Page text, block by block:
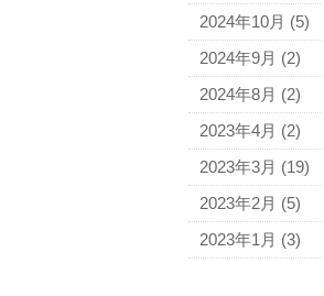
2024年10月 (5)
2024年9月 (2)
2024年8月 (2)
2023年4月 (2)
2023年3月 (19)
2023年2月 (5)
2023年1月 (3)